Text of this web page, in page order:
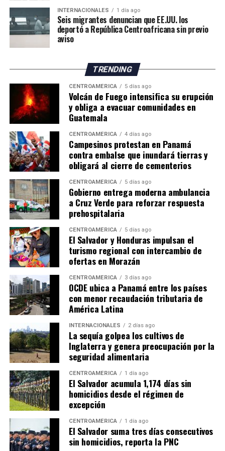
deberán adaptar sus métodos de trabajo y buscar nuevas
oportunidades para mantener la actividad frente al
cambio climático.
El impacto de la sequía pone de manifiesto los desafíos
que enfrenta la agricultura británica, tanto por la
reducción de los rendimientos como por los posibles
efectos sobre los precios y el suministro de productos
agrícolas en los próximos meses.
INTERNACIONALES 1 día ago
Seis migrantes denuncian que EE.UU. los
deportó a República Centroafricana sin previo
aviso
TRENDING
CENTROAMÉRICA 5 días ago
Volcán de Fuego intensifica su erupción
y obliga a evacuar comunidades en
Guatemala
CENTROAMÉRICA 4 días ago
Campesinos protestan en Panamá
contra embalse que inundará tierras y
obligará al cierre de cementerios
CENTROAMÉRICA 5 días ago
Gobierno entrega moderna ambulancia
a Cruz Verde para reforzar respuesta
prehospitalaria
CENTROAMÉRICA 5 días ago
El Salvador y Honduras impulsan el
turismo regional con intercambio de
ofertas en Morazán
CENTROAMÉRICA 3 días ago
OCDE ubica a Panamá entre los países
con menor recaudación tributaria de
América Latina
INTERNACIONALES 2 días ago
La sequía golpea los cultivos de
Inglaterra y genera preocupación por la
seguridad alimentaria
CENTROAMÉRICA 1 día ago
El Salvador acumula 1,174 días sin
homicidios desde el régimen de
excepción
CENTROAMÉRICA 1 día ago
El Salvador suma tres días consecutivos
sin homicidios, reporta la PNC